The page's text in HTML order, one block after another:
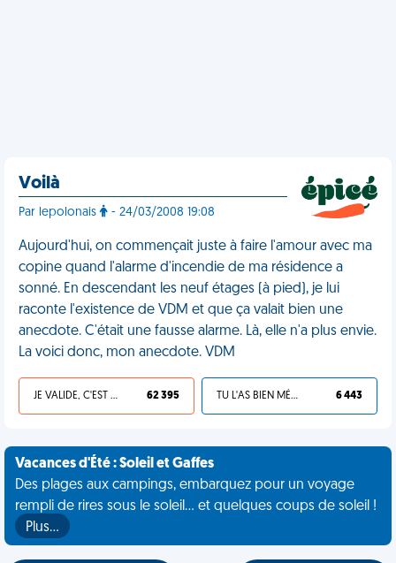
Voilà
Par lepolonais - 24/03/2008 19:08
Aujourd'hui, on commençait juste à faire l'amour avec ma
copine quand l'alarme d'incendie de ma résidence a
sonné. En descendant les neuf étages (à pied), je lui
raconte l'existence de VDM et que ça valait bien une
anecdote. C'était une fausse alarme. Là, elle n'a plus envie.
La voici donc, mon anecdote. VDM
JE VALIDE, C'EST UNE VDM 62 395 TU L'AS BIEN MÉRITÉ 6 443
Vacances d'Été : Soleil et Gaffes
Des plages aux campings, embarquez pour un voyage
rempli de rires sous le soleil... et quelques coups de soleil !
Plus…